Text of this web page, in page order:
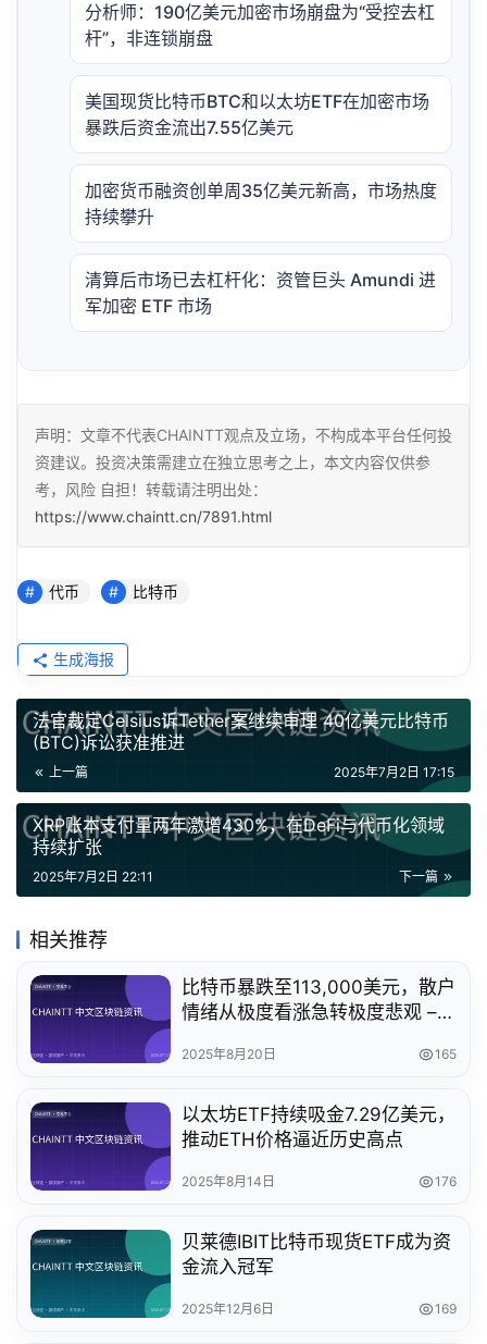
分析师：190亿美元加密市场崩盘为“受控去杠
杆”，非连锁崩盘
美国现货比特币BTC和以太坊ETF在加密市场
暴跌后资金流出7.55亿美元
加密货币融资创单周35亿美元新高，市场热度
持续攀升
清算后市场已去杠杆化：资管巨头 Amundi 进
军加密 ETF 市场
声明：文章不代表CHAINTT观点及立场，不构成本平台任何投
资建议。投资决策需建立在独立思考之上，本文内容仅供参
考，风险 自担！转载请注明出处：
https://www.chaintt.cn/7891.html
代币 比特币
生成海报
法官裁定Celsius诉Tether案继续审理 40亿美元比特币
(BTC)诉讼获准推进
上一篇 2025年7月2日 17:15
XRP账本支付量两年激增430%，在DeFi与代币化领域
持续扩张
下一篇
2025年7月2日 22:11
相关推荐
比特币暴跌至113,000美元，散户
情绪从极度看涨急转极度悲观 –
2025年8月20日 165
以太坊ETF持续吸金7.29亿美元，
推动ETH价格逼近历史高点
2025年8月14日 176
贝莱德IBIT比特币现货ETF成为资
金流入冠军
2025年12月6日 169